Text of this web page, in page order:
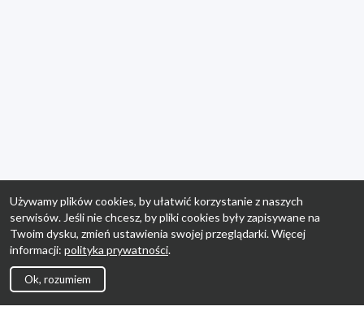
Używamy plików cookies, by ułatwić korzystanie z naszych
serwisów. Jeśli nie chcesz, by pliki cookies były zapisywane na
Twoim dysku, zmień ustawienia swojej przeglądarki. Więcej
informacji: polityka prywatności.
Ok, rozumiem